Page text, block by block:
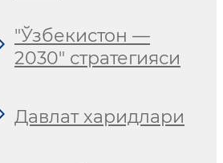
"Ўзбекистон —
2030" стратегияси
Давлат харидлари